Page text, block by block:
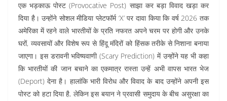
एक भड़काऊ पोस्ट (Provocative Post) साझा कर बड़ा विवाद खड़ा कर
दिया है। उन्होंने सोशल मीडिया प्लेटफॉर्म ‘X’ पर दावा किया कि वर्ष 2026 तक
अमेरिका में रहने वाले भारतीयों के प्रति नफरत अपने चरम पर होगी और उनके
घरों, व्यवसायों और विशेष रूप से हिंदू मंदिरों को हिंसक तरीके से निशाना बनाया
जाएगा। इस डरावनी भविष्यवाणी (Scary Prediction) में उन्होंने यह भी कहा
कि भारतीयों की जान बचाने का एकमात्र रास्ता उन्हें अभी वापस भारत भेज
(Deport) देना है। हालांकि भारी विरोध और विवाद के बाद उन्होंने अपनी इस
पोस्ट को हटा दिया है, लेकिन इस बयान ने प्रवासी समुदाय के बीच असुरक्षा का